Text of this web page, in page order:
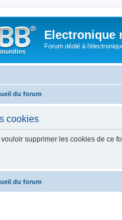
Electronique
Forum dédié à
du forum
cookies
supprimer les cookies de ce
du forum